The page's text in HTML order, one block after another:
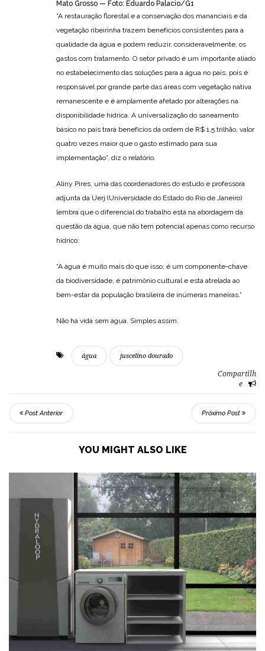
Mato Grosso — Foto: Eduardo Palacio/G1
“A restauração florestal e a conservação dos mananciais e da
vegetação ribeirinha trazem benefícios consistentes para a
qualidade da água e podem reduzir, consideravelmente, os
gastos com tratamento. O setor privado é um importante aliado
no estabelecimento das soluções para a água no país, pois é
responsável por grande parte das áreas com vegetação nativa
remanescente e é amplamente afetado por alterações na
disponibilidade hídrica. A universalização do saneamento
básico no país trará benefícios da ordem de R$ 1,5 trilhão, valor
quatro vezes maior que o gasto estimado para sua
implementação”, diz o relatório.
Aliny Pires, uma das coordenadores do estudo e professora
adjunta da Uerj (Universidade do Estado do Rio de Janeiro)
lembra que o diferencial do trabalho está na abordagem da
questão da água, que não tem potencial apenas como recurso
hídrico:
“A água é muito mais do que isso, é um componente-chave
da biodiversidade, é patrimônio cultural e está atrelada ao
bem-estar da população brasileira de inúmeras maneiras.”
Não há vida sem água. Simples assim.
água juscelino dourado
Compartilh
e
Post Anterior Próximo Post
YOU MIGHT ALSO LIKE